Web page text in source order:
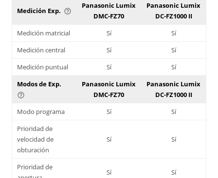
Medición Exp. help_outline
Panasonic Lumix
DMC-FZ70
Panasonic Lumix
DC-FZ1000 II
Medición matricial
Sí
Sí
Medición central
Sí
Sí
Medición puntual
Sí
Sí
Modos de Exp.
help_outline
Panasonic Lumix
DMC-FZ70
Panasonic Lumix
DC-FZ1000 II
Modo programa
Sí
Sí
Prioridad de
velocidad de
obturación
Sí Sí
Prioridad de
Sí Sí